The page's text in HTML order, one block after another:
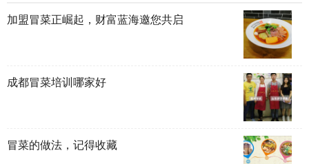
加盟冒菜正崛起，财富蓝海邀您共启
成都冒菜培训哪家好
冒菜的做法，记得收藏